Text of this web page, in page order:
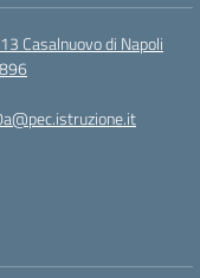
Casalnuovo di Napoli